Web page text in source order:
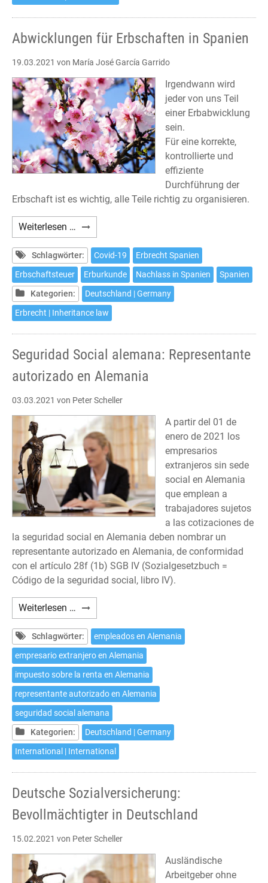
Abwicklungen für Erbschaften in Spanien
19.03.2021 von María José García Garrido
Irgendwann wird
jeder von uns Teil
einer Erbabwicklung
sein.
Für eine korrekte,
kontrollierte und
effiziente
Durchführung der
Erbschaft ist es wichtig, alle Teile richtig zu organisieren.
Weiterlesen … Abwicklungen
für
Erbschaften
in
Spanien
Schlagwörter: Covid-19
Erbrecht Spanien
Erbschaftsteuer
Erburkunde Nachlass in Spanien
Spanien
Kategorien:
Deutschland | Germany
Erbrecht | Inheritance law
Seguridad Social alemana: Representante
autorizado en Alemania
03.03.2021 von Peter Scheller
A partir del 01 de
enero de 2021 los
empresarios
extranjeros sin sede
social en Alemania
que emplean a
trabajadores sujetos
a las cotizaciones de
la seguridad social en Alemania deben nombrar un
representante autorizado en Alemania, de conformidad
con el artículo 28f (1b) SGB IV (Sozialgesetzbuch =
Código de la seguridad social, libro IV).
Weiterlesen … Seguridad
Social
alemana:
Representante
autorizado
en
Alemania
Schlagwörter:
empleados en Alemania
empresario extranjero en Alemania
impuesto sobre la renta en Alemania
representante autorizado en Alemania
seguridad social alemana
Kategorien:
Deutschland | Germany
International | International
Deutsche Sozialversicherung:
Bevollmächtigter in Deutschland
15.02.2021 von Peter Scheller
Ausländische
Arbeitgeber ohne